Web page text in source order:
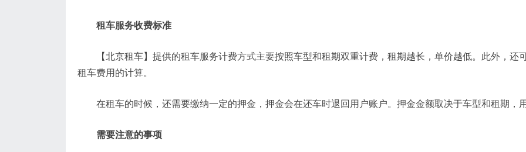
租车服务收费标准
【北京租车】提供的租车服务计费方式主要按照车型和租期双重计费，租期越长，单价越低。此外，还
租车费用的计算。
在租车的时候，还需要缴纳一定的押金，押金会在还车时退回用户账户。押金金额取决于车型和租期，
需要注意的事项